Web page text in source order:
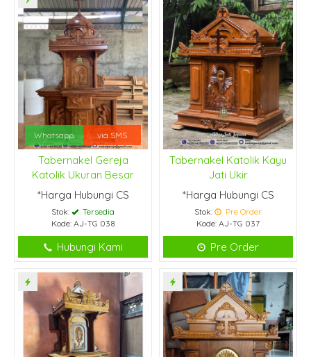
Whatsapp via SMS
Tabernakel Gereja
Katolik Ukuran Besar
*Harga Hubungi CS
Stok:
Tersedia
Kode: AJ-TG 038
Hubungi Kami
Tabernakel Katolik Kayu
Jati Ukir
*Harga Hubungi CS
Stok:
Pre Order
Kode: AJ-TG 037
Pre Order